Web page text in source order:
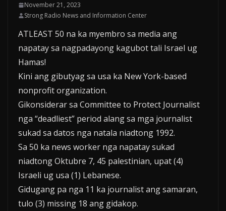
November 21, 2023
Strong Radio News and Information Center
ATLEAST 50 na ka myembro sa media ang
napatay sa nagpadayong kagubot tali Israel ug
Hamas!
Kini ang gibutyag sa usa ka New York-based
nonprofit organization.
Gikonsiderar sa Committee to Protect Journalist
nga “deadliest” period alang sa mga journalist
sukad sa datos nga natala niadtong 1992.
Sa 50 ka news worker nga napatay sukad
niadtong Oktubre 7, 45 palestinian, upat (4)
Israeli ug usa (1) Lebanese.
Gidugang pa nga 11 ka journalist ang samaran,
tulo (3) missing 18 ang gidakop.